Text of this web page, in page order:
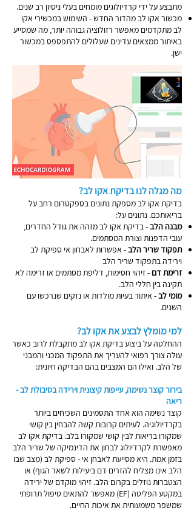
מתבצע על ידי קרדיולוגים מומחים בעלי ניסיון רב שנים.
מכשור אקו לב מהדור החדש - השימוש במכשירי אקו
לב מתקדמים מאפשר רזולוציה גבוהה יותר, מה שמסייע
באיתור ממצאים עדינים שעלולים להתפספס במכשור
ישן.
מה מגלה לנו בדיקת אקו לב?
בדיקת אקו לב מספקת נתונים בספקטרום רחב על
בריאותכם. נתונים על:
מבנה הלב- בדיקת אקו לב מזהה את גודל החדרים,
עובי הדפנות וצורת המסתמים.
תפקוד שריר הלב- אפשרות לאבחון אי ספיקת לב
וירידה בתפקוד שריר הלב
זרימת דם - זיהוי חסימות, דליפת מסתמים או זרימה לא
תקינה בין חללי הלב.
מומי לב- איתור בעיות מולדות או נזקים שנרכשו עם
השנים.
למי מומלץ לבצע את אקו לב?
ההחלטה על ביצוע בדיקת אקו לב מתקבלת לרוב כאשר
עולה צורך רפואי להעריך את התפקוד המכני והמבני
של הלב. ואילו הם המצבים בהם הבדיקה חיונית:
בירור קוצר נשימה, עייפות קיצונית וירידה בסיבולת לב -
ריאה
קוצר נשימה הוא אחד התסמינים השכיחים ביותר
בקרדיולוגיה. לעיתים קרובות קשה להבחין בין קושי
שמקורו בריאות לבין קושי שמקורו בלב. בדיקת אקו לב
מאפשרת לקרדיולוג לבחון את הדינמיקה של שריר הלב
בזמן אמת. היא מסייעת לאבחן אי - ספיקת לב (מצב שבו
הלב אינו מצליח להזרים דם ביעילות לשאר הגוף) או
הצטברות נוזלים בקרום הלב. זיהוי מוקדם של ירידה
במקטע הפליטה (EF) מאפשר להתאים טיפול תרופתי
שמשפר משמעותית את איכות החיים.